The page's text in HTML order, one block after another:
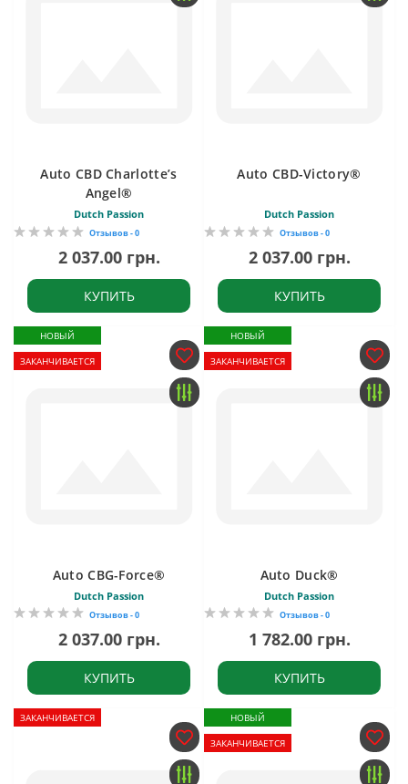
Auto CBD Charlotte’s
Angel®
Dutch Passion
Отзывов - 0
2 037.00 грн.
КУПИТЬ
Auto CBD-Victory®
Dutch Passion
Отзывов - 0
2 037.00 грн.
КУПИТЬ
НОВЫЙ
ЗАКАНЧИВАЕТСЯ
Auto CBG-Force®
Dutch Passion
Отзывов - 0
2 037.00 грн.
КУПИТЬ
НОВЫЙ
ЗАКАНЧИВАЕТСЯ
Auto Duck®
Dutch Passion
Отзывов - 0
1 782.00 грн.
КУПИТЬ
ЗАКАНЧИВАЕТСЯ
НОВЫЙ
ЗАКАНЧИВАЕТСЯ